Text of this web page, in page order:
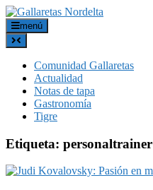
menú
Comunidad Gallaretas
Actualidad
Notas de tapa
Gastronomía
Tigre
Etiqueta: personaltrainer